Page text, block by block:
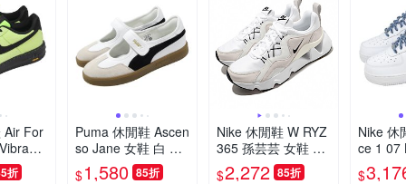
Air For
底 IH
折
Puma 休閒鞋 Ascen
so Jane 女鞋 白 黑
復古 拼接 膠底 瑪莉
$1,580 85折
Nike 休閒鞋 W RYZ
365 孫芸芸 女鞋 厚
底 鏤空 老爹鞋 網美
$2,272 85折
Nike 休
ce 1 07
男鞋
$